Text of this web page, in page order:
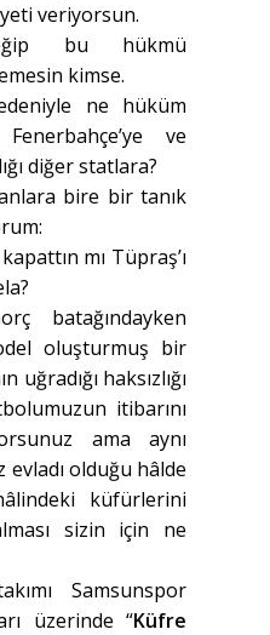
veriyorsun.
bu hükmü
kimse.
ne hüküm
ve
diğer statlara?
bire bir tanık
mı Tüpraş’ı
batağındayken
oluşturmuş bir
uğradığı haksızlığı
itibarını
ama aynı
evladı olduğu hâlde
küfürlerini
sizin için ne
Samsunspor
üzerinde “Küfre